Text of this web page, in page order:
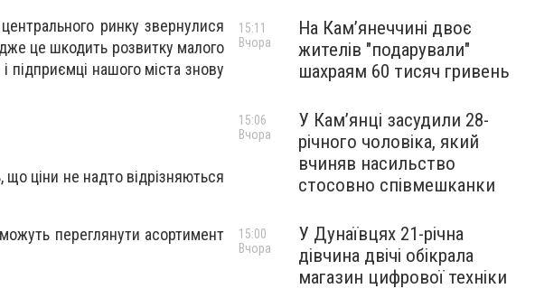
ринку звернулися
це шкодить розвитку малого
підприємці нашого міста знову
ціни не надто відрізняються
переглянути асортимент
На Камʼянеччині двоє
жителів "подарували"
шахраям 60 тисяч гривень
15:11
Вчора
У Камʼянці засудили 28-
річного чоловіка, який
вчиняв насильство
стосовно співмешканки
15:06
Вчора
У Дунаївцях 21-річна
дівчина двічі обікрала
магазин цифрової техніки
15:00
Вчора